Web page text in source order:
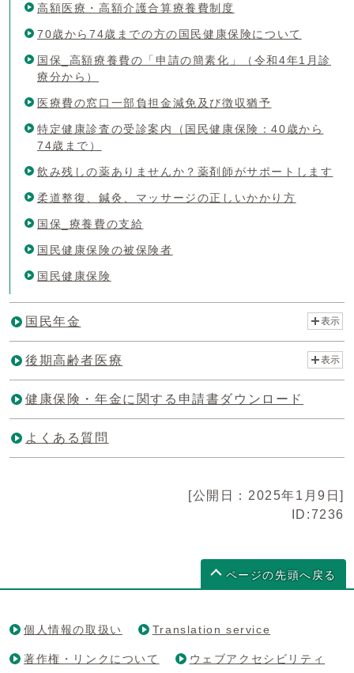
高額医療・高額介護合算療養費制度
70歳から74歳までの方の国民健康保険について
国保_高額療養費の「申請の簡素化」（令和4年1月診
療分から）
医療費の窓口一部負担金減免及び徴収猶予
特定健康診査の受診案内（国民健康保険：40歳から
74歳まで）
飲み残しの薬ありませんか？薬剤師がサポートします
柔道整復、鍼灸、マッサージの正しいかかり方
国保_療養費の支給
国民健康保険の被保険者
国民健康保険
国民年金 表示
後期高齢者医療 表示
健康保険・年金に関する申請書ダウンロード
よくある質問
[公開日：2025年1月9日]
ID:7236
ページの先頭へ戻る
個人情報の取扱い Translation service
著作権・リンクについて ウェブアクセシビリティ